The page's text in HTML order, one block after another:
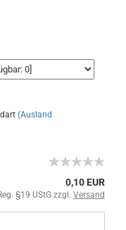
(Ausland
0,10 EUR
§19 UStG zzgl. Versand